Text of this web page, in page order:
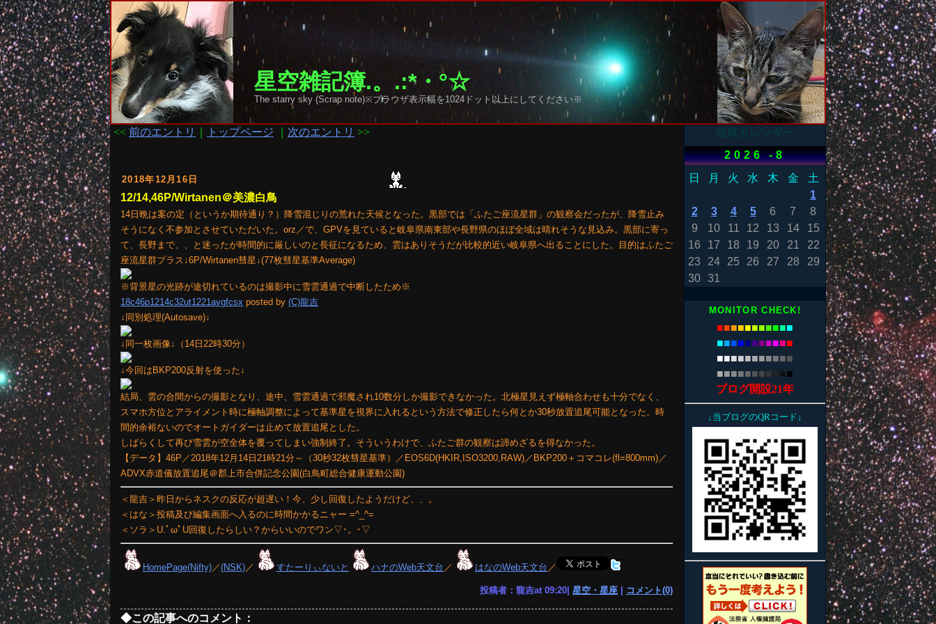
星空雑記簿.。.:*・°☆
The starry sky (Scrap note)※ブラウザ表示幅を1024ドット以上にしてください※
<< 前のエントリ トップページ 次のエントリ >>
2018年12月16日
12/14,46P/Wirtanen＠美濃白鳥
14日晩は案の定（というか期待通り？）降雪混じりの荒れた天候となった。黒部では「ふたご座流星群」の観察会だったが、降雪止み
そうになく不参加とさせていただいた。orz／で、GPVを見ていると岐阜県南東部や長野県のほぼ全域は晴れそうな見込み。黒部に寄っ
て、長野まで、、と迷ったが時間的に厳しいのと長征になるため、雲はありそうだが比較的近い岐阜県へ出ることにした。目的はふたご
座流星群プラス↓6P/Wirtanen彗星↓(77枚彗星基準Average)
※背景星の光跡が途切れているのは撮影中に雪雲通過で中断したため※
18c46p1214c32ut1221avgfcsx posted by (C)龍吉
↓同別処理(Autosave)↓
↓同一枚画像↓（14日22時30分）
↓今回はBKP200反射を使った↓
結局、雲の合間からの撮影となり、途中、雪雲通過で邪魔され10数分しか撮影できなかった。北極星見えず極軸合わせも十分でなく、
スマホ方位とアライメント時に極軸調整によって基準星を視界に入れるという方法で修正したら何とか30秒放置追尾可能となった。時
間的余裕ないのでオートガイダーは止めて放置追尾とした。
しばらくして再び雪雲が空全体を覆ってしまい強制終了。そういうわけで、ふたご群の観察は諦めざるを得なかった。
【データ】46P／2018年12月14日21時21分～（30秒32枚彗星基準）／EOS6D(HKIR,ISO3200,RAW)／BKP200＋コマコレ(fl=800mm)／
ADVX赤道儀放置追尾＠郡上市合併記念公園(白鳥町総合健康運動公園)
＜龍吉＞昨日からネスクの反応が超遅い！今、少し回復したようだけど、、。
＜はな＞投稿及び編集画面へ入るのに時間かかるニャー =^_^=
＜ソラ＞U.ﾟωﾟU回復したらしい？からいいのでワン▽･。･▽
HomePage(Nifty)／(NSK)／ すたーりぃないと ハナのWeb天文台 ／ はなのWeb天文台 ／
投稿者：龍吉at 09:20| 星空・星座 コメント(0)
◆この記事へのコメント：
投稿カレンダー
2026 -8
日
月 火 水 木 金
土
1
2
3 4 5 6 7
8
9
10 11 12 13 14
15
16
17 18 19 20 21
22
23
24 25 26 27 28
29
30 31
MONITOR CHECK!
■■■■■■■■■■■
■■■■■■■■■■■
■■■■■■■■■■■
■■■■■■■■ ■■
ブログ開設21年
↓当ブログのQRコード↓